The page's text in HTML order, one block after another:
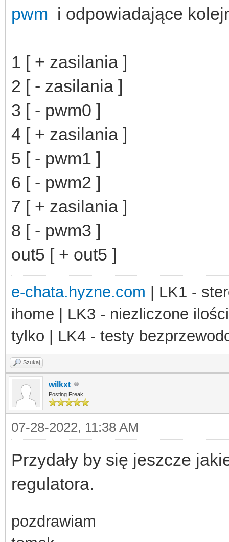
pwm i odpowiadające
1 [ + zasilania ]
2 [ - zasilania ]
3 [ - pwm0 ]
4 [ + zasilania ]
5 [ - pwm1 ]
6 [ - pwm2 ]
7 [ + zasilania ]
8 [ - pwm3 ]
out5 [ + out5 ]
e-chata.hyzne.com | LK1 -
ihome | LK3 - niezliczone
tylko | LK4 - testy
Szukaj
wilkxt
Posting Freak
07-28-2022, 11:38 AM
Przydały by się jeszcze
regulatora.
pozdrawiam